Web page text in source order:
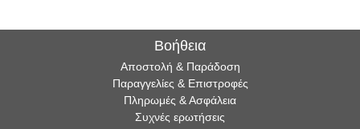
Βοήθεια
Αποστολή & Παράδοση
Παραγγελίες & Επιστροφές
Πληρωμές & Ασφάλεια
Συχνές ερωτήσεις